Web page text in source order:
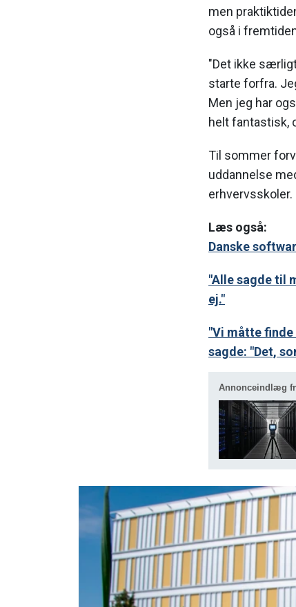
men
også i
"Det ikke
starte forfra.
Men jeg har
helt fantastisk,
Til sommer
uddannelse
erhvervsskoler.
Læs også:
Danske
"Alle sagde til
ej."
"Vi måtte
sagde: "Det,
Annonceindlæg